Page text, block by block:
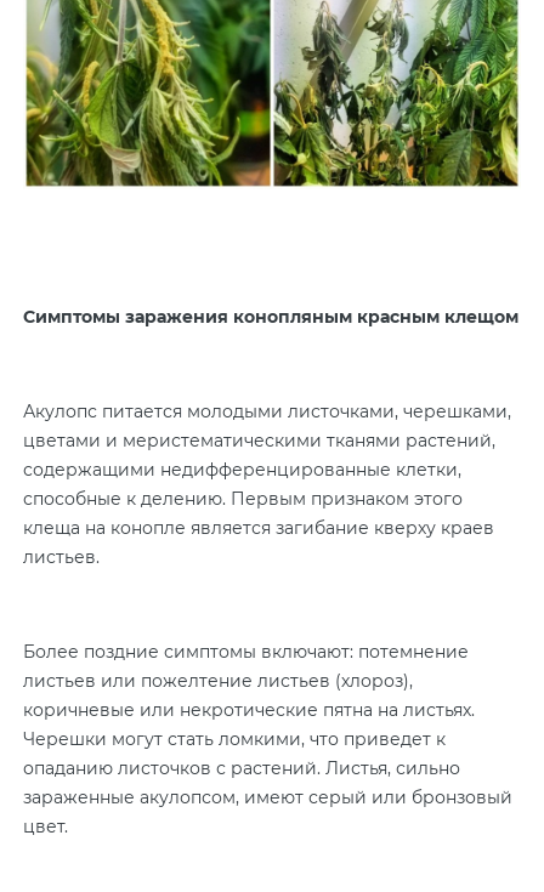
Симптомы заражения конопляным красным клещом
Акулопс питается молодыми листочками, черешками,
цветами и меристематическими тканями растений,
содержащими недифференцированные клетки,
способные к делению. Первым признаком этого
клеща на конопле является загибание кверху краев
листьев.
Более поздние симптомы включают: потемнение
листьев или пожелтение листьев (хлороз),
коричневые или некротические пятна на листьях.
Черешки могут стать ломкими, что приведет к
опаданию листочков с растений. Листья, сильно
зараженные акулопсом, имеют серый или бронзовый
цвет.